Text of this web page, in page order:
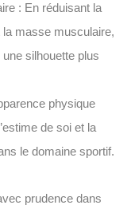
: En réduisant la
masse musculaire,
silhouette plus
physique
de soi et la
le domaine sportif.
prudence dans